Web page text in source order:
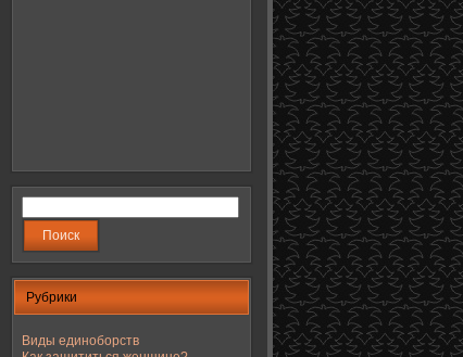
Рубрики
Виды единоборств